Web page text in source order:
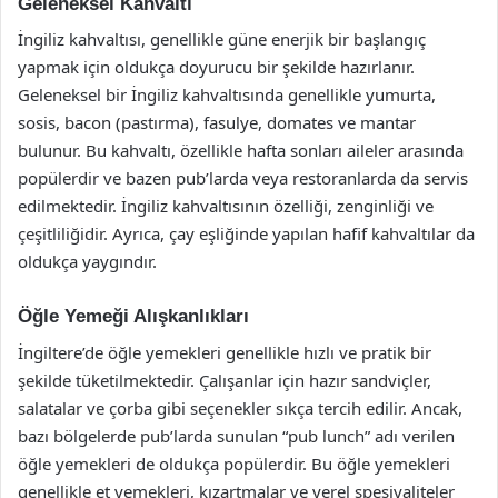
İngiliz kahvaltısı, genellikle güne enerjik bir başlangıç
yapmak için oldukça doyurucu bir şekilde hazırlanır.
Geleneksel bir İngiliz kahvaltısında genellikle yumurta,
sosis, bacon (pastırma), fasulye, domates ve mantar
bulunur. Bu kahvaltı, özellikle hafta sonları aileler arasında
popülerdir ve bazen pub’larda veya restoranlarda da servis
edilmektedir. İngiliz kahvaltısının özelliği, zenginliği ve
çeşitliliğidir. Ayrıca, çay eşliğinde yapılan hafif kahvaltılar da
oldukça yaygındır.
Öğle Yemeği Alışkanlıkları
İngiltere’de öğle yemekleri genellikle hızlı ve pratik bir
şekilde tüketilmektedir. Çalışanlar için hazır sandviçler,
salatalar ve çorba gibi seçenekler sıkça tercih edilir. Ancak,
bazı bölgelerde pub’larda sunulan “pub lunch” adı verilen
öğle yemekleri de oldukça popülerdir. Bu öğle yemekleri
genellikle et yemekleri, kızartmalar ve yerel spesiyaliteler